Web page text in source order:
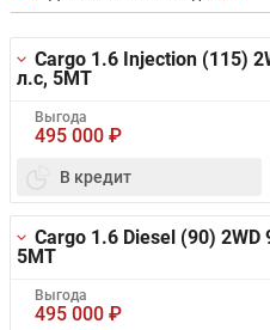
Cargo 1.6 Injection (115)
л.с, 5MT
Выгода
495 000 ₽
В кредит
Cargo 1.6 Diesel (90) 2WD
5MT
Выгода
495 000 ₽